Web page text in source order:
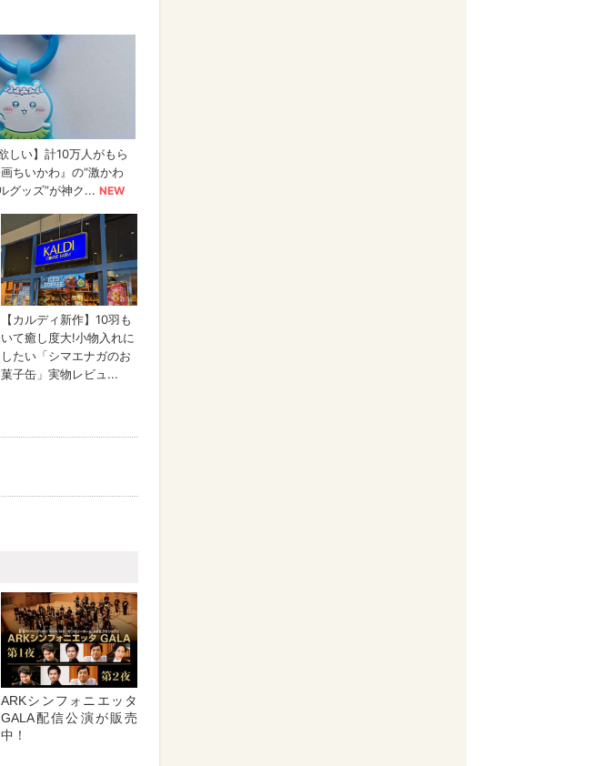
ARKシンフォニエッタ
GALA配信公演が販売
中！